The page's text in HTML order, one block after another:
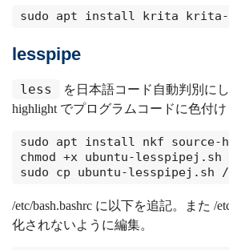
sudo apt install krita krita-
lesspipe
less
を日本語コード自動判別に
highlight でプログラムコードに色付け
sudo apt install nkf source-
chmod +x ubuntu-lesspipej.sh
sudo cp ubuntu-
/etc/bash.bashrc に以下を追記。また /
化されないように編集。